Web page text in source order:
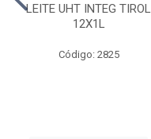
LEITE UHT INTEG TIROL
12X1L
Código: 2825